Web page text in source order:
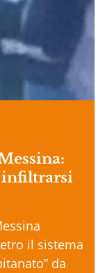
infiltrarsi
il sistema
da